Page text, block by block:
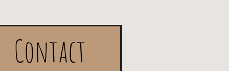
Contact